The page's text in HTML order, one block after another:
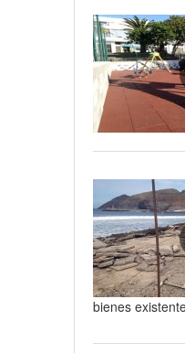
bienes